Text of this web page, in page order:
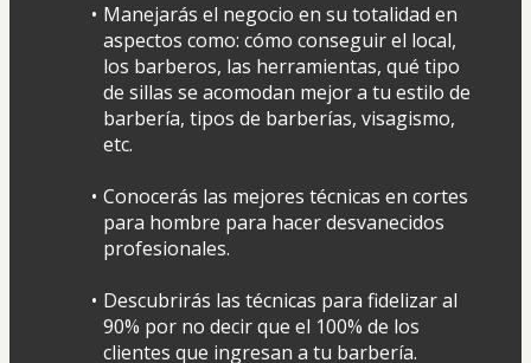
Manejarás el negocio en su totalidad en
aspectos como: cómo conseguir el local,
los barberos, las herramientas, qué tipo
de sillas se acomodan mejor a tu estilo de
barbería, tipos de barberías, visagismo,
etc.
Conocerás las mejores técnicas en cortes
para hombre para hacer desvanecidos
profesionales.
Descubrirás las técnicas para fidelizar al
90% por no decir que el 100% de los
clientes que ingresan a tu barbería.